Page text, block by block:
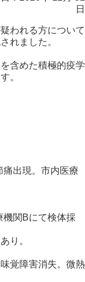
日
われる方について
されました。
含めた積極的疫学
。
現。市内医療
Bにて検体採
。
障害消失。微熱